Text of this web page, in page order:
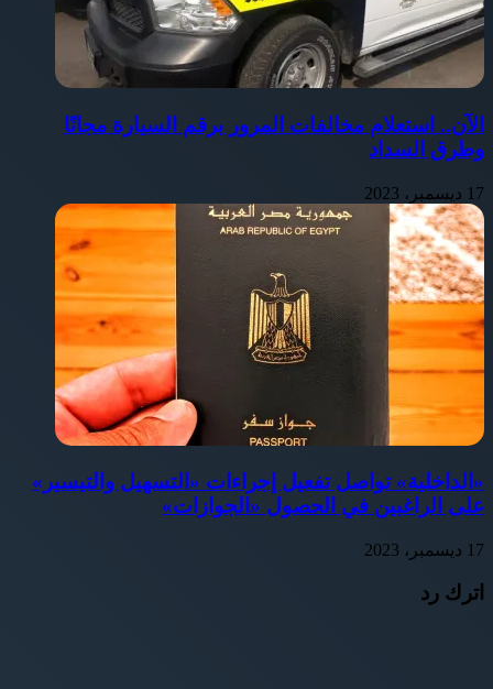
الآن.. استعلام مخالفات المرور برقم السيارة مجانًا
وطرق السداد
17 ديسمبر، 2023
«الداخلية» تواصل تفعيل إجراءات «التسهيل والتيسير»
على الراغبين في الحصول «الجوازات»
17 ديسمبر، 2023
اترك رد